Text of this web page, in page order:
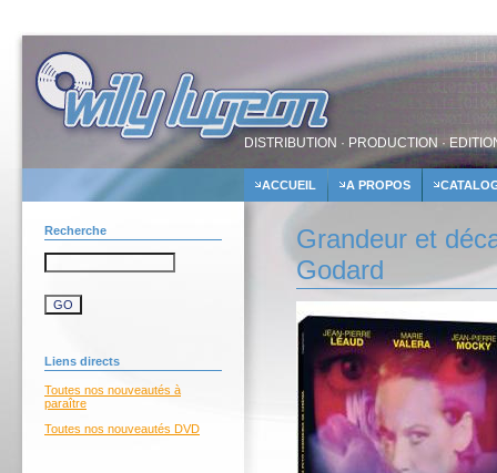
DISTRIBUTION · PRODUCTION ·
ACCUEIL A PROPOS
Recherche
Liens directs
Toutes nos nouveautés à
paraître
Toutes nos nouveautés DVD
Grandeur et
Godard